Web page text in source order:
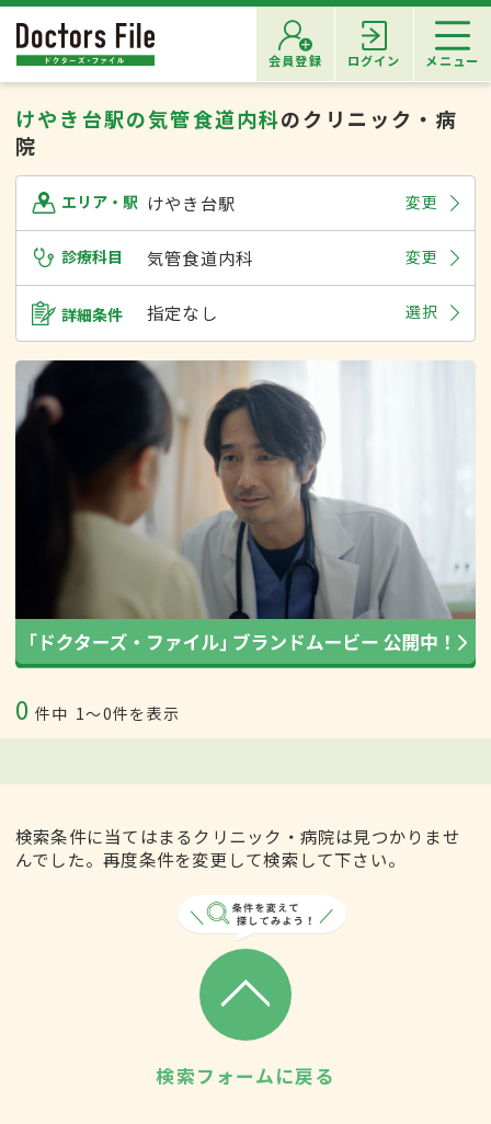
会員登録 ログイン メニュー
けやき台駅の気管食道内科のクリニック・病
院
エリア・駅 けやき台駅 変更
診療科目 気管食道内科 変更
詳細条件 指定なし 選択
0 件中 1〜0件を表示
検索条件に当てはまるクリニック・病院は見つかりませ
んでした。再度条件を変更して検索して下さい。
検索フォームに戻る